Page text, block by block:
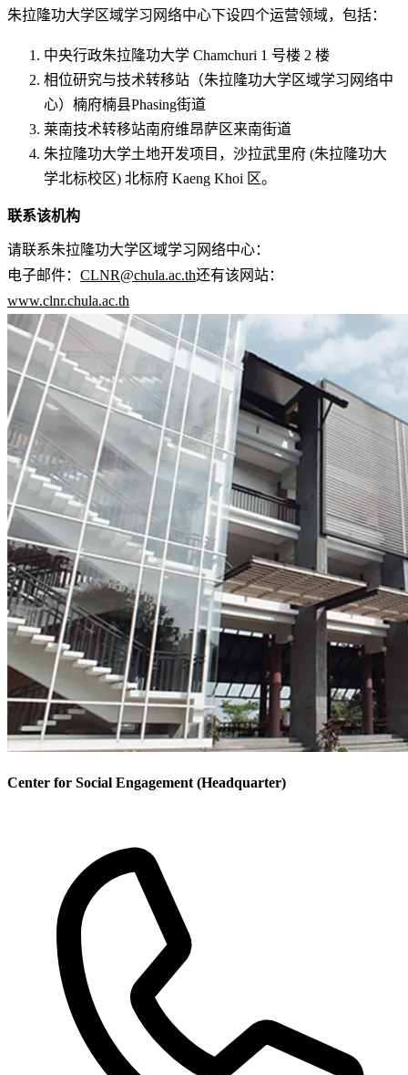
朱拉隆功大学区域学习网络中心下设四个运营领域，包括：
中央行政朱拉隆功大学 Chamchuri 1 号楼 2 楼
相位研究与技术转移站 （朱拉隆功大学区域学习网络中
心）楠府楠县Phasing街道
莱南技术转移站南府维昂萨区来南街道
朱拉隆功大学土地开发项目，沙拉武里府 (朱拉隆功大
学北标校区) 北标府 Kaeng Khoi 区。
联系该机构
请联系朱拉隆功大学区域学习网络中心：
电子邮件： CLNR@chula.ac.th还有该网站：
www.clnr.chula.ac.th
Center for Social Engagement (Headquarter)